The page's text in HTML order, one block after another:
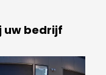
uw bedrijf